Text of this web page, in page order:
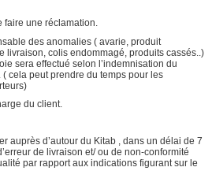
faire une réclamation.
des anomalies ( avarie, produit
livraison, colis endommagé, produits cassés..)
sera effectué selon l’indemnisation du
cela peut prendre du temps pour les
du client.
auprès d’autour du Kitab , dans un délai de 7
de livraison et/ ou de non-conformité
par rapport aux indications figurant sur le